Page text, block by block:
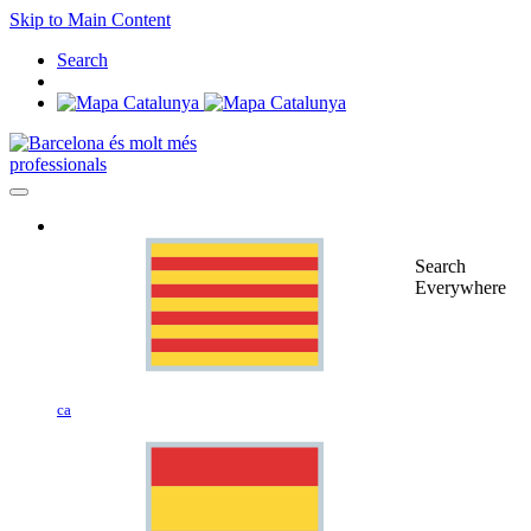
Skip to Main Content
Search
professionals
ca
Search
Everywhere